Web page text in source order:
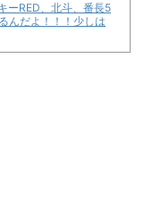
ーRED、北斗、番長5
んだよ！！！少しは
し出玉を全て管理。